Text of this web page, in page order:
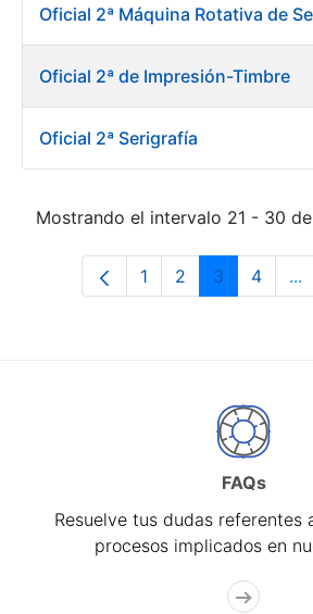
Oficial 2ª Máquina Rotativa de
Oficial 2ª de Impresión-Timbre
Oficial 2ª Serigrafía
Mostrando el intervalo 21 - 30
Página
1 Página
2 Página
3 Página
4 ...
FAQs
Resuelve tus dudas referentes
procesos implicados en